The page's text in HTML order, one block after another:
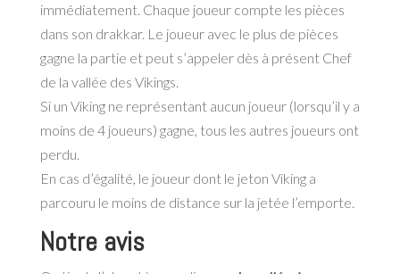
immédiatement. Chaque joueur compte les pièces
dans son drakkar. Le joueur avec le plus de pièces
gagne la partie et peut s’appeler dès à présent Chef
de la vallée des Vikings.
Si un Viking ne représentant aucun joueur (lorsqu’il y a
moins de 4 joueurs) gagne, tous les autres joueurs ont
perdu.
En cas d’égalité, le joueur dont le jeton Viking a
parcouru le moins de distance sur la jetée l’emporte.
Notre avis